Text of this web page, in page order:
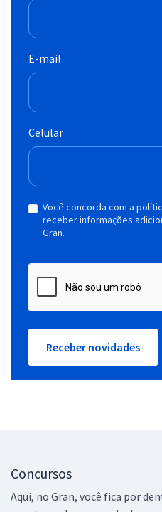
E-mail
Celular
Você concorda com a
receber informações
Gran.
Receber novidades
Concursos
Aqui, no Gran, você fica por